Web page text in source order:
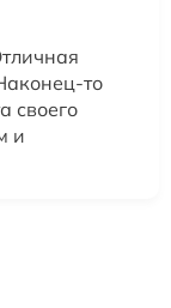
то
своего
и